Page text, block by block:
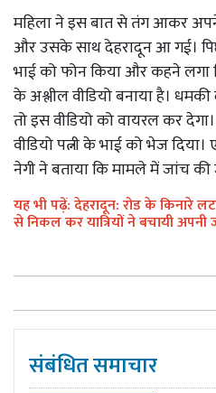
महिला ने इस बात से तंग आकर
और उसके साथ देहरादून आ गई।
भाई को फोन किया और कहने लगा
के अश्लील वीडियो बनाया है। धमकी
तो इस वीडियो को वायरल कर
वीडियो पत्नी के भाई को भेज
नेगी ने बताया कि मामले में जांच की
यह भी पढ़ें: देहरादून: रोड के किनारे
से निकल कर यात्रियों ने बचायी अपनी
संबंधित समाचार